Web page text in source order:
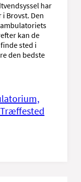
har
Brovst. Den
kan de
sted i
den bedste